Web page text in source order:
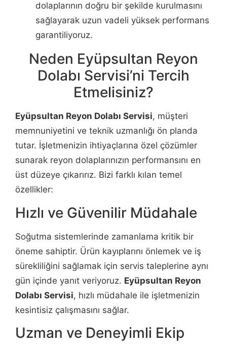
dolaplarının doğru bir şekilde kurulmasını
sağlayarak uzun vadeli yüksek performans
garantiliyoruz.
Neden Eyüpsultan Reyon
Dolabı Servisi’ni Tercih
Etmelisiniz?
Eyüpsultan Reyon Dolabı Servisi, müşteri
memnuniyetini ve teknik uzmanlığı ön planda
tutar. İşletmenizin ihtiyaçlarına özel çözümler
sunarak reyon dolaplarınızın performansını en
üst düzeye çıkarırız. Bizi farklı kılan temel
özellikler:
Hızlı ve Güvenilir Müdahale
Soğutma sistemlerinde zamanlama kritik bir
öneme sahiptir. Ürün kayıplarını önlemek ve iş
sürekliliğini sağlamak için servis taleplerine aynı
gün içinde yanıt veriyoruz. Eyüpsultan Reyon
Dolabı Servisi, hızlı müdahale ile işletmenizin
kesintisiz çalışmasını sağlar.
Uzman ve Deneyimli Ekip